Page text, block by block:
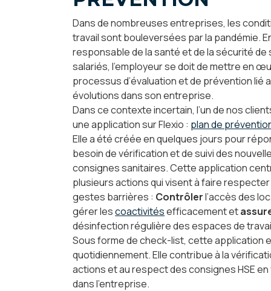
Dans de nombreuses entreprises, les
travail sont bouleversées par la pandémie.
responsable de la santé et de la sécurité de
salariés, l’employeur se doit de mettre en
processus d’évaluation et de prévention lié
évolutions dans son entreprise.
Dans ce contexte incertain, l’un de nos
une application sur Flexio : plan de
Elle a été créée en quelques jours pour
besoin de vérification et de suivi des
consignes sanitaires. Cette application
plusieurs actions qui visent à faire
gestes barrières : Contrôlerl’accès des
gérer lescoactivitésefficacement et
désinfection régulière des espaces de
Sous forme de check-list, cette application
quotidiennement. Elle contribue à la
actions et au respect des consignes HSE
dans l’entreprise.